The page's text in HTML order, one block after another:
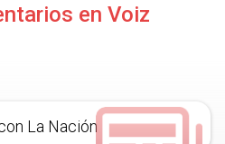
en Voiz
La Nación